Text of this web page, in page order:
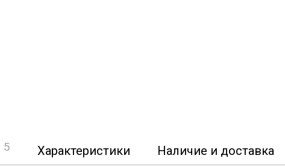
5 Характеристики Наличие и доставка